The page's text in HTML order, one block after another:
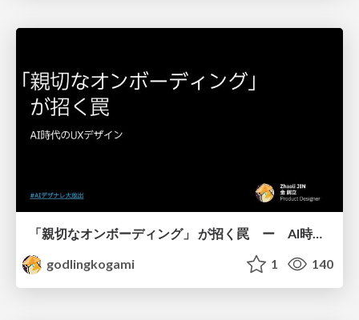
「親切なオンボーディング」 が招く罠 ー AI時代のUXデザイン
godlingkogami
1 140